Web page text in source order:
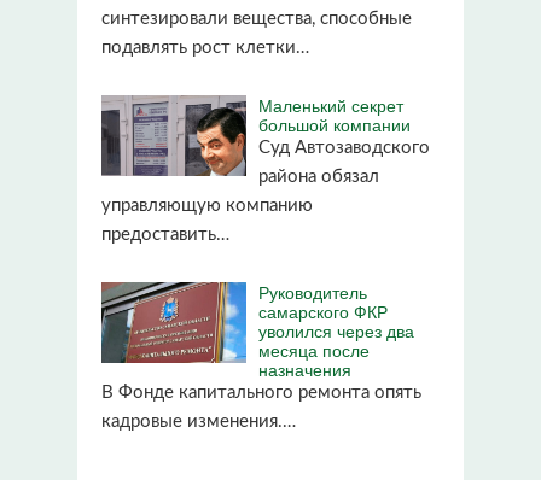
синтезировали вещества, способные
подавлять рост клетки…
Маленький секрет
большой компании
Суд Автозаводского
района обязал
управляющую компанию
предоставить…
Руководитель
самарского ФКР
уволился через два
месяца после
назначения
В Фонде капитального ремонта опять
кадровые изменения.…